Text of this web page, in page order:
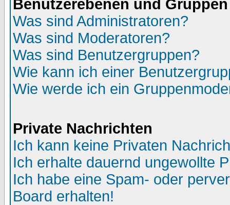
Benutzerebenen und Gruppen
Was sind Administratoren?
Was sind Moderatoren?
Was sind Benutzergruppen?
Wie kann ich einer
Wie werde ich ein
Private Nachrichten
Ich kann keine Privaten
Ich erhalte dauernd ungewollte
Ich habe eine Spam- oder
Board erhalten!